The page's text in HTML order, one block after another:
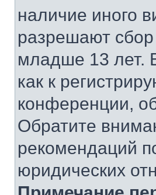
наличие иного
разрешают
младше 13 лет.
как к
конференции,
Обратите
рекомендаций
юридических